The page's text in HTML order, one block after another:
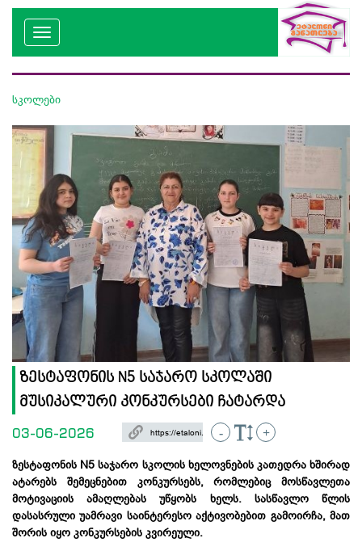
სკოლები
ზესტაფონის N5 საჯარო სკოლაში
მუსიკალური კონკურსები ჩატარდა
03-06-2026 - +
ზესტაფონის N5 საჯარო სკოლის ხელოვნების კათედრა ხშირად
ატარებს შემეცნებით კონკურსებს, რომლებიც მოსწავლეთა
მოტივაციის ამაღლებას უწყობს ხელს. სასწავლო წლის
დასასრული უამრავი საინტერესო აქტივობებით გამოირჩა, მათ
შორის იყო კონკურსების კვირეული.